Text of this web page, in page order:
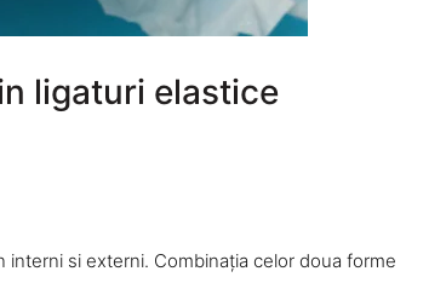
ligaturi elastice
si externi. Combinaţia celor doua forme